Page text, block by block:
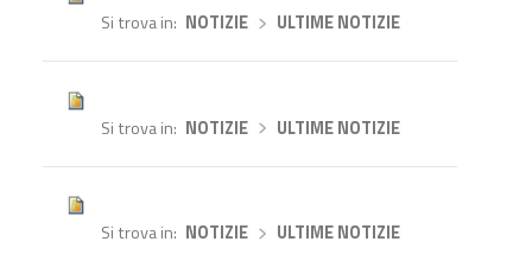
Si trova in NOTIZIE› ULTIME NOTIZIE
Si trova in NOTIZIE› ULTIME NOTIZIE
Si trova in NOTIZIE› ULTIME NOTIZIE